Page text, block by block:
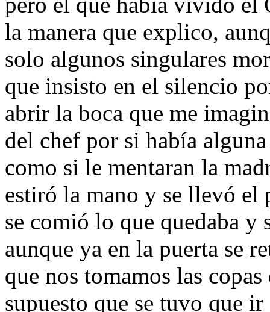
la manera que explico,
solo algunos singulares
que insisto en el silencio
abrir la boca que me
del chef por si había
como si le mentaran la
estiró la mano y se llevó el
se comió lo que quedaba y
aunque ya en la puerta se
que nos tomamos las
supuesto que se tuvo que ir